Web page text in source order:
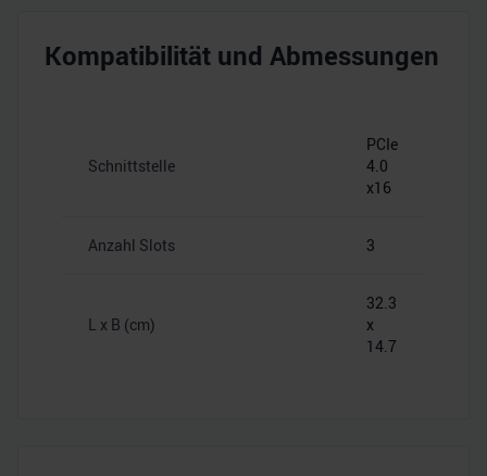
Kompatibilität und Abmessungen
Schnittstelle
PCIe
4.0
x16
Anzahl Slots 3
L x B (cm)
32.3
x
14.7